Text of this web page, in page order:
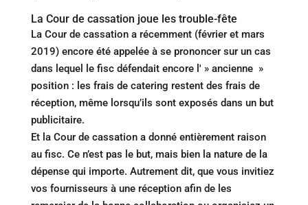
La Cour de cassation joue les trouble-fête
La Cour de cassation a récemment (février et mars
2019) encore été appelée à se prononcer sur un cas
dans lequel le fisc défendait encore l' » ancienne »
position : les frais de catering restent des frais de
réception, même lorsqu’ils sont exposés dans un but
publicitaire.
Et la Cour de cassation a donné entièrement raison
au fisc. Ce n’est pas le but, mais bien la nature de la
dépense qui importe. Autrement dit, que vous invitiez
vos fournisseurs à une réception afin de les